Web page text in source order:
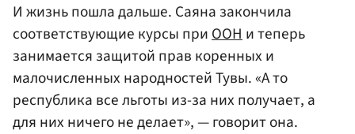
И жизнь пошла дальше. Саяна закончила
соответствующие курсы приООНи теперь
занимается защитой прав коренных и
малочисленных народностей Тувы. «А то
республика все льготы из-за них получает, а
для них ничего не делает», — говорит она.